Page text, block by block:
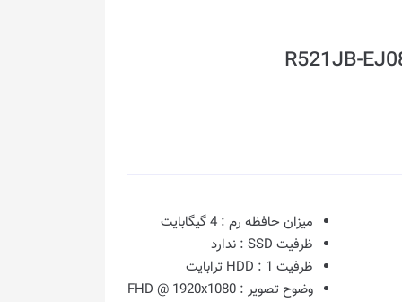
میزان حافظه رم : 4 گیگابایت
ظرفیت SSD :
ندارد
ظرفیت HDD : 1 ترابایت
وضوح تصویر : FHD @ 1920x1080